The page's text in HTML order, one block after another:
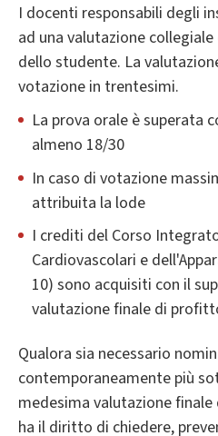
I docenti responsabili degli
ad una valutazione
dello studente. La
votazione in trentesimi.
La prova orale è superata
almeno 18/30
In caso di votazione
attribuita la lode
I crediti del Corso
Cardiovascolari e
10) sono acquisiti con il
valutazione finale di
Qualora sia necessario
contemporaneamente più
medesima valutazione
ha il diritto di chiedere,